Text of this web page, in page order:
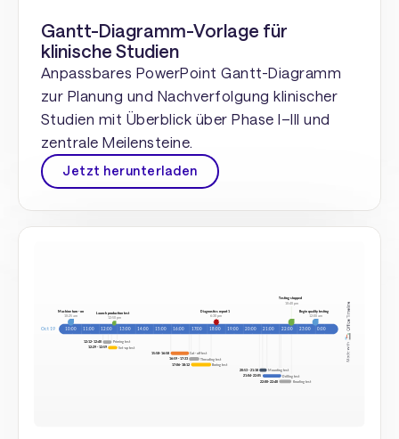
Gantt-Diagramm-Vorlage für
klinische Studien
Anpassbares PowerPoint Gantt-Diagramm
zur Planung und Nachverfolgung klinischer
Studien mit Überblick über Phase I–III und
zentrale Meilensteine.
Jetzt herunterladen